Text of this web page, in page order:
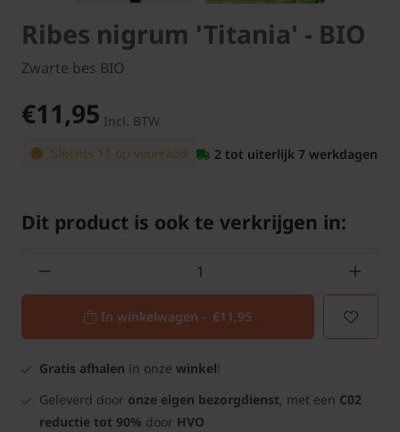
Ribes nigrum 'Titania' - BIO
Zwarte bes BIO
€11,95 Incl. BTW
Slechts 11 op voorraad
2 tot uiterlijk 7 werkdagen
Dit product is ook te verkrijgen in:
In winkelwagen - €11,95
Gratis afhalen in onze winkel!
Geleverd door onze eigen bezorgdienst, met een C02
reductie tot 90% door HVO